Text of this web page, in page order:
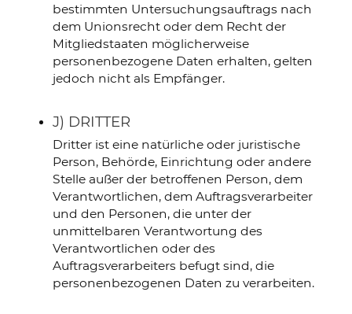
bestimmten Untersuchungsauftrags nach
dem Unionsrecht oder dem Recht der
Mitgliedstaaten möglicherweise
personenbezogene Daten erhalten, gelten
jedoch nicht als Empfänger.
J) DRITTER
Dritter ist eine natürliche oder juristische
Person, Behörde, Einrichtung oder andere
Stelle außer der betroffenen Person, dem
Verantwortlichen, dem Auftragsverarbeiter
und den Personen, die unter der
unmittelbaren Verantwortung des
Verantwortlichen oder des
Auftragsverarbeiters befugt sind, die
personenbezogenen Daten zu verarbeiten.